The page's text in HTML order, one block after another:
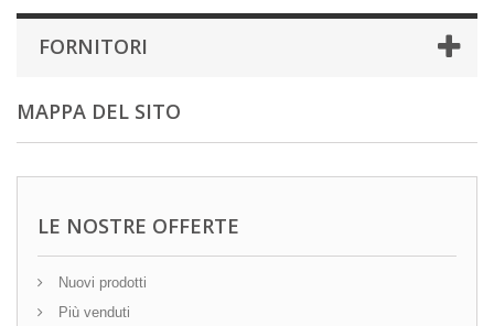
FORNITORI
MAPPA DEL SITO
LE NOSTRE OFFERTE
Nuovi prodotti
Più venduti